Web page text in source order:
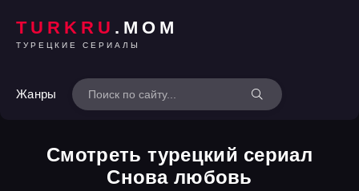
TURKRU .MOM
ТУРЕЦКИЕ СЕРИАЛЫ
Жанры
Смотреть турецкий сериал
Снова любовь